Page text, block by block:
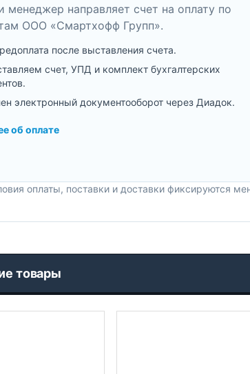
менеджер направляет счет на оплату по
ООО «Смартхофф Групп».
после выставления счета.
счет, УПД и комплект бухгалтерских
электронный документооборот через Диадок.
об оплате
оплаты, поставки и доставки фиксируются
товары